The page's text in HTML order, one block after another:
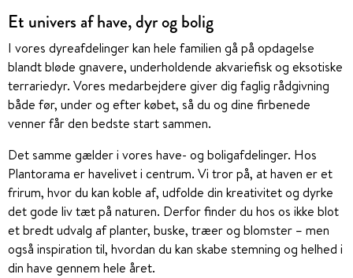
Et univers af have, dyr og bolig
I vores dyreafdelinger kan hele familien gå på opdagelse
blandt bløde gnavere, underholdende akvariefisk og eksotiske
terrariedyr. Vores medarbejdere giver dig faglig rådgivning
både før, under og efter købet, så du og dine firbenede
venner får den bedste start sammen.
Det samme gælder i vores have- og boligafdelinger. Hos
Plantorama er havelivet i centrum. Vi tror på, at haven er et
frirum, hvor du kan koble af, udfolde din kreativitet og dyrke
det gode liv tæt på naturen. Derfor finder du hos os ikke blot
et bredt udvalg af planter, buske, træer og blomster – men
også inspiration til, hvordan du kan skabe stemning og helhed i
din have gennem hele året.